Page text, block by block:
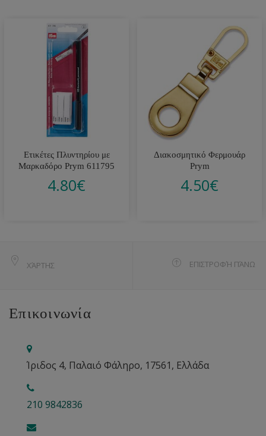
Ετικέτες Πλυντηρίου με
Μαρκαδόρο Prym 611795
4.80€
Διακοσμητικό Φερμουάρ
Prym
4.50€
ΧΆΡΤΗΣ ΕΠΙΣΤΡΟΦΉ ΠΆΝΩ
Επικοινωνία
Ίριδος 4, Παλαιό Φάληρο, 17561, Ελλάδα
210 9842836